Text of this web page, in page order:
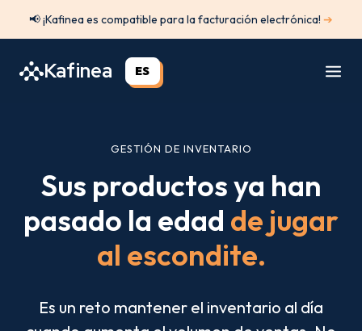
📢 ¡Kafinea es compatible para la facturación electrónica! ➔
Kafinea ES
GESTIÓN DE INVENTARIO
Sus productos ya han
pasado la edad de jugar
al escondite.
Es un reto mantener el inventario al día